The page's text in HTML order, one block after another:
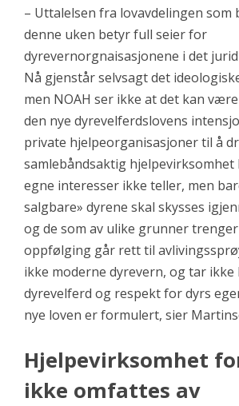
– Uttalelsen fra lovavdelingen som
denne uken betyr full seier for
dyrevernorgnaisasjonene i det
Nå gjenstår selvsagt det
men NOAH ser ikke at det kan
den nye dyrevelferdslovens
private hjelpeorganisasjoner til å
samlebåndsaktig hjelpevirksomhet
egne interesser ikke teller, men
salgbare» dyrene skal skysses
og de som av ulike grunner
oppfølging går rett til
ikke moderne dyrevern, og tar ikke
dyrevelferd og respekt for dyrs
nye loven er formulert, sier
Hjelpevirksomhet
ikke omfattes av